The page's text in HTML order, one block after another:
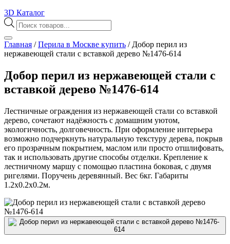
3D Каталог
Поиск
товаров
Главная /Перила в Москве купить / Добор перил из
нержавеющей стали с вставкой дерево №1476-614
Добор перил из нержавеющей стали с
вставкой дерево №1476-614
Лестничные ограждения из нержавеющей стали со вставкой
дерево, сочетают надёжность с домашним уютом,
экологичность, долговечность. При оформление интерьера
возможно подчеркнуть натуральную текстуру дерева, покрыв
его прозрачным покрытием, маслом или просто отшлифовать,
так и использовать другие способы отделки. Крепление к
лестничному маршу с помощью пластина боковая, с двумя
ригелями. Поручень деревянный. Вес 6кг. Габариты
1.2х0.2х0.2м.